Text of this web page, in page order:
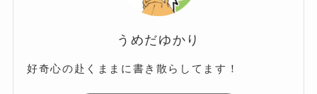
うめだゆかり
好奇心の赴くままに書き散らしてます！